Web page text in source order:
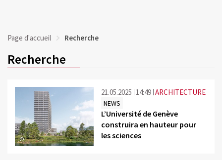
Page d'accueil Recherche
Recherche
©
21.05.2025 14:49 ARCHITECTURE
NEWS
L’Université de Genève
construira en hauteur pour
les sciences